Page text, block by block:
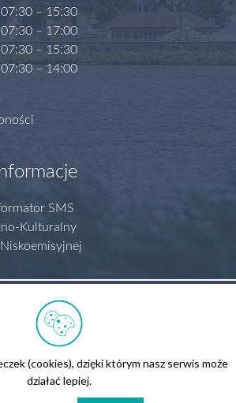
07:30 – 15:30
07:30 – 17:00
07:30 – 15:30
07:30 – 14:00
SMS
Kulturalny
(cookies), dzięki którym nasz serwis może
działać lepiej.